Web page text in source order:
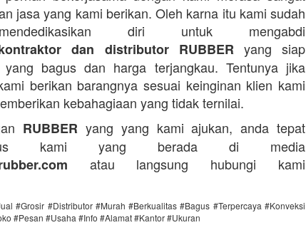
jasa yang kami berikan. Oleh karna itu kami sudah
diri untuk mengabdi
dan distributor RUBBER yang siap
bagus dan harga terjangkau. Tentunya jika
berikan barangnya sesuai keinginan klien kami
kebahagiaan yang tidak ternilai.
RUBBER yang yang kami ajukan, anda tepat
kami yang berada di media
atau langsung hubungi kami
#Grosir #Distributor #Murah #Berkualitas #Bagus #Terpercaya #Konveksi
#Pesan #Usaha #Info #Alamat #Kantor #Ukuran